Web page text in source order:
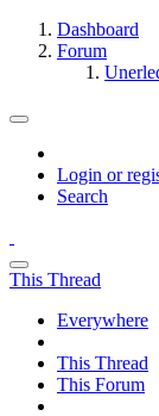
Dashboard
Forum
Login or
Search
This Thread
Everywhere
This Thread
This Forum